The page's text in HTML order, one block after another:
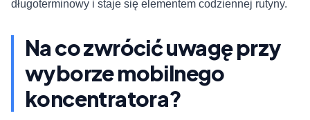
długoterminowy i staje się elementem codziennej rutyny.
Na co zwrócić uwagę przy
wyborze mobilnego
koncentratora?